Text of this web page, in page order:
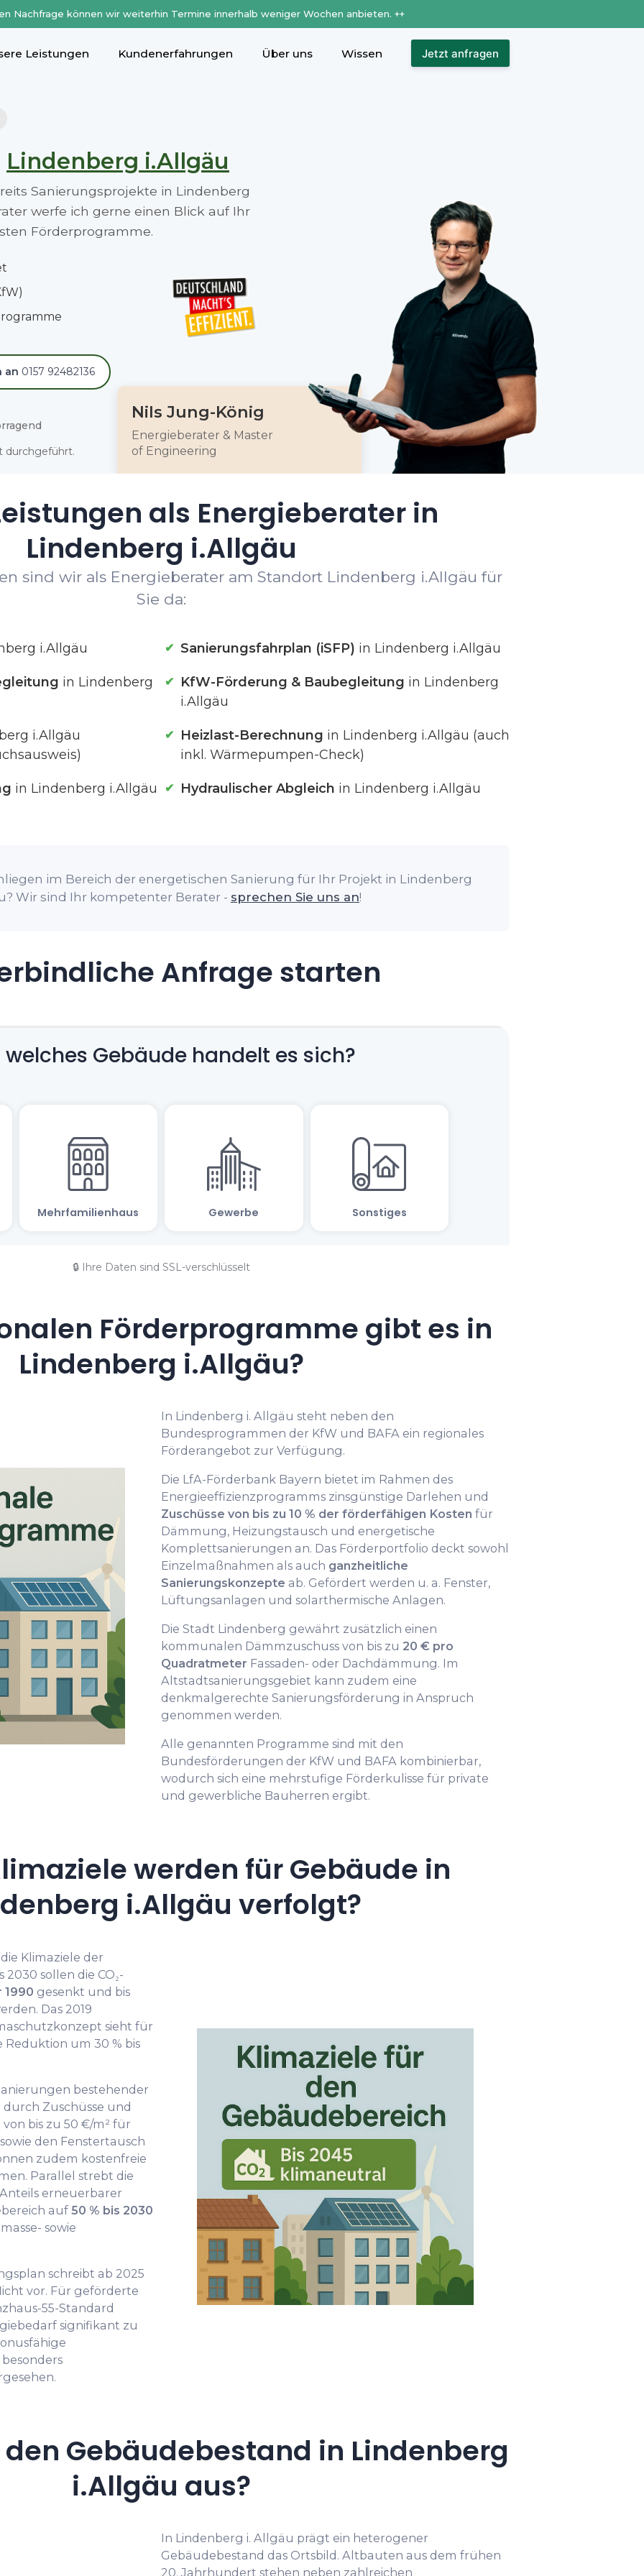
Nachfrage können wir weiterhin Termine innerhalb weniger Wochen anbieten. ++
Leistungen Kundenerfahrungen Über uns Wissen Jetzt anfragen
Lindenberg i.Allgäu
Sanierungsprojekte in Lindenberg
werfe ich gerne einen Blick auf Ihr
Förderprogramme.
an 0157 92482136
durchgeführt.
Nils Jung-König
Energieberater & Master
of Engineering
als Energieberater in
Lindenberg i.Allgäu
sind wir als Energieberater am Standort Lindenberg i.Allgäu für
Sie da:
i.Allgäu Sanierungsfahrplan (iSFP) in Lindenberg i.Allgäu
in Lindenberg KfW-Förderung & Baubegleitung in Lindenberg
i.Allgäu
i.Allgäu
Heizlast-Berechnung in Lindenberg i.Allgäu (auch
inkl. Wärmepumpen-Check)
in Lindenberg i.Allgäu Hydraulischer Abgleich in Lindenberg i.Allgäu
im Bereich der energetischen Sanierung für Ihr Projekt in Lindenberg
Wir sind Ihr kompetenter Berater - sprechen Sie uns an!
Anfrage starten
🔒 Ihre Daten sind SSL-verschlüsselt
Förderprogramme gibt es in
Lindenberg i.Allgäu?
In Lindenberg i. Allgäu steht neben den
Bundesprogrammen der KfW und BAFA ein regionales
Förderangebot zur Verfügung.
Die LfA-Förderbank Bayern bietet im Rahmen des
Energieeffizienzprogramms zinsgünstige Darlehen und
Zuschüsse von bis zu 10 % der förderfähigen Kosten für
Dämmung, Heizungstausch und energetische
Komplettsanierungen an. Das Förderportfolio deckt sowohl
Einzelmaßnahmen als auch ganzheitliche
Sanierungskonzepte ab. Gefördert werden u. a. Fenster,
Lüftungsanlagen und solarthermische Anlagen.
Die Stadt Lindenberg gewährt zusätzlich einen
kommunalen Dämmzuschuss von bis zu 20 € pro
Quadratmeter Fassaden- oder Dachdämmung. Im
Altstadtsanierungsgebiet kann zudem eine
denkmalgerechte Sanierungsförderung in Anspruch
genommen werden.
Alle genannten Programme sind mit den
Bundesförderungen der KfW und BAFA kombinierbar,
wodurch sich eine mehrstufige Förderkulisse für private
und gewerbliche Bauherren ergibt.
werden für Gebäude in
i.Allgäu verfolgt?
Klimaziele der
sollen die CO₂-
1990 gesenkt und bis
Das 2019
sieht für
um 30 % bis
bestehender
Zuschüsse und
bis zu 50 €/m² für
den Fenstertausch
zudem kostenfreie
Parallel strebt die
erneuerbarer
auf 50 % bis 2030
sowie
schreibt ab 2025
vor. Für geförderte
55-Standard
signifikant zu
Gebäudebestand in Lindenberg
i.Allgäu aus?
In Lindenberg i. Allgäu prägt ein heterogener
Gebäudebestand das Ortsbild. Altbauten aus dem frühen
20. Jahrhundert stehen neben zahlreichen